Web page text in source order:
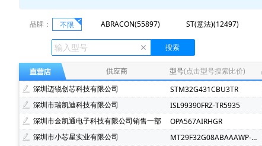
品牌： 不限 ABRACON(55897) ST(意法)(12497)
Ecliptek(507)
TOSHIBA(东芝)(400)
XLSEMI(芯龙)(185)
Renesas(瑞萨)(162)
Mindmotion(灵动微)(72)
JST(日压)(70) Cyntec(
Infineon(英飞凌)(49)
Hisilicon(海思)(40)
SGMICRO(圣邦微)(34)
Cypress(赛普拉斯)(31)
Brightking(台湾君耀)(22)
MotorComm(裕太微)(22)
SILICON LABS(芯科)(20)
RUNIC(润石)(19)
供应商 型号(点击型号搜索比价)
深圳迈锐创芯科技有限公司
STM32G431CBU3TR
深圳市瑞凯迪科技有限公司
ISL99390FRZ-TR5935
深圳市金凯通电子科技有限公司销售一部
OPA567AIRHGR
深圳市小芯星实业有限公司
MT29F32G08ABAAAWP-ITZ:A